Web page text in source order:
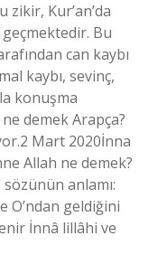
Kur’an’da
Bu
can kaybı
kaybı, sevinç,
konuşma
demek Arapça?
Mart 2020İnna
Allah ne demek?
anlamı:
O’ndan geldiğini
İnnâ lillâhi ve